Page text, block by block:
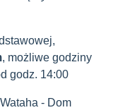
, możliwe godziny
godz. 14:00
- Dom